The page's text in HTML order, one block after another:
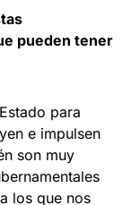
pueden tener
para
e impulsen
son muy
los que nos